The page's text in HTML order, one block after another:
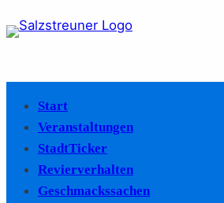
Start
Veranstaltungen
StadtTicker
Revierverhalten
Geschmackssachen